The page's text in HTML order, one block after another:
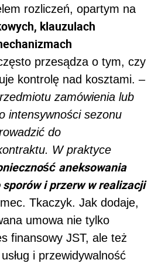
rozliczeń, opartym na
klauzulach
przesądza o tym, czy
kontrolę nad kosztami. –
zamówienia lub
intensywności sezonu
do
W praktyce
aneksowania
i przerw w realizacji
Tkaczyk. Jak dodaje,
umowa nie tylko
finansowy JST, ale też
i przewidywalność